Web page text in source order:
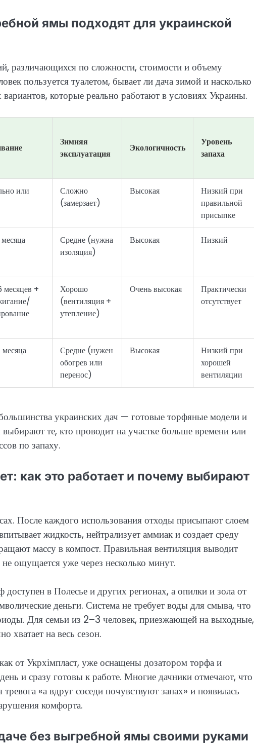
ямы подходят для украинской
различающихся по сложности, стоимости и объему
пользуется туалетом, бывает ли дача зимой и насколько
которые реально работают в условиях Украины.
Зимняя
эксплуатация
Экологичность
Уровень
запаха
или
Сложно
(замерзает)
Высокая
Низкий при
правильной
присыпке
Средне (нужна
изоляция)
Высокая Низкий
месяцев +
Хорошо
(вентиляция +
утепление)
Очень высокая
Практически
отсутствует
Средне (нужен
обогрев или
перенос)
Высокая
Низкий при
хорошей
вентиляции
украинских дач — готовые торфяные модели и
те, кто проводит на участке больше времени или
по запаху.
как это работает и почему выбирают
После каждого использования отходы присыпают слоем
жидкость, нейтрализует аммиак и создает среду
массу в компост. Правильная вентиляция выводит
ощущается уже через несколько минут.
в Полесье и других регионах, а опилки и зола от
деньги. Система не требует воды для смыва, что
Для семьи из 2–3 человек, приезжающей на выходные,
хватает на весь сезон.
от Укрхімпласт, уже оснащены дозатором торфа и
и сразу готовы к работе. Многие дачники отмечают, что
«а вдруг соседи почувствуют запах» и появилась
комфорта.
без выгребной ямы своими руками